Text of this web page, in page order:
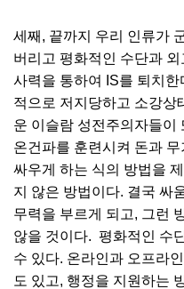
세째, 끝까지 우리 인류가
버리고 평화적인 수단과
사력을 통하여 IS를 퇴치한
적으로 저지당하고 소강상
운 이슬람 성전주의자들이
온건파를 훈련시켜 돈과
싸우게 하는 식의 방법을
지 않은 방법이다. 결국 싸
무력을 부르게 되고, 그런
않을 것이다. 평화적인 수
수 있다. 온라인과 오프라
도 있고, 행정을 지원하는